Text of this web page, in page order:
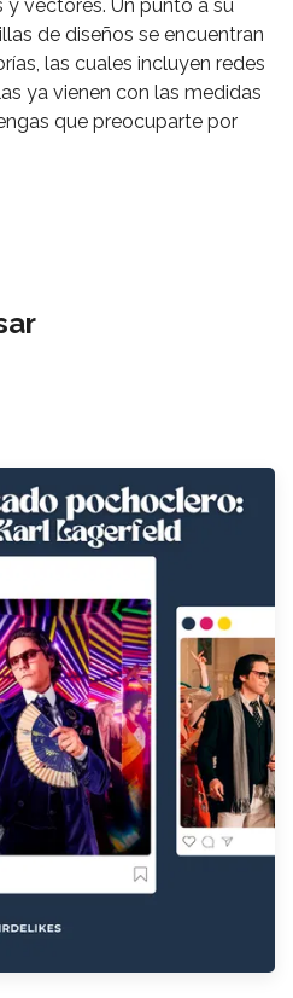
vectores. Un punto a su
de diseños se encuentran
las cuales incluyen redes
ya vienen con las medidas
que preocuparte por